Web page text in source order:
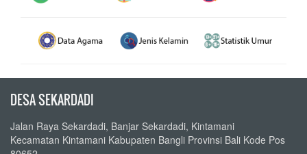
DESA SEKARDADI
Jalan Raya Sekardadi, Banjar Sekardadi, Kintamani
Kecamatan Kintamani Kabupaten Bangli Provinsi Bali Kode Pos